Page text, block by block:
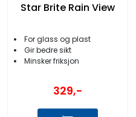
Star Brite Rain View
For glass og plast
Gir bedre sikt
Minsker friksjon
329,-